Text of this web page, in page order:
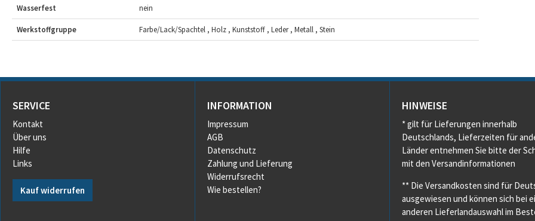
Wasserfest nein
Werkstoffgruppe Farbe/Lack/Spachtel , Holz , Kunststoff , Leder , Metall , Stein
SERVICE
Kontakt
Über uns
Hilfe
Links
Kauf widerrufen
INFORMATION
Impressum
AGB
Datenschutz
Zahlung und Lieferung
Widerrufsrecht
Wie bestellen?
HINWEISE
* gilt für Lieferungen innerhalb
Deutschlands, Lieferzeiten für
Länder entnehmen Sie bitte der
mit den Versandinformationen
** Die Versandkosten sind für
ausgewiesen und können sich bei
anderen Lieferlandauswahl im